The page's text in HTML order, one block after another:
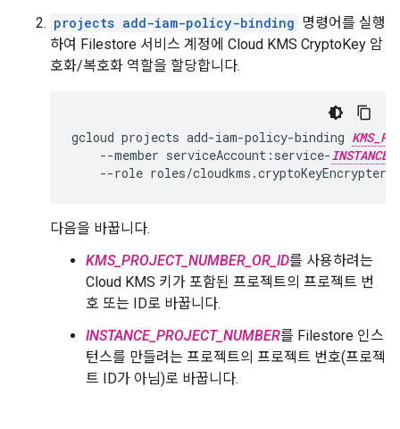
projects add-iam-policy-binding 명령어를 실행
하여 Filestore 서비스 계정에 Cloud KMS CryptoKey 암
호화/복호화 역할을 할당합니다.
gcloud projects add-iam-policy-binding
--member serviceAccount:service-
--role
다음을 바꿉니다.
KMS_PROJECT_NUMBER_OR_ID를 사용하려는
Cloud KMS 키가 포함된 프로젝트의 프로젝트 번
호 또는 ID로 바꿉니다.
INSTANCE_PROJECT_NUMBER를 Filestore 인스
턴스를 만들려는 프로젝트의 프로젝트 번호(프로젝
트 ID가 아님)로 바꿉니다.